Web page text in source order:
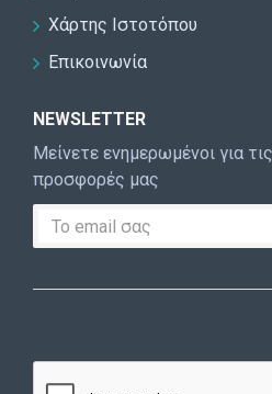
Χάρτης Ιστοτόπου
Επικοινωνία
NEWSLETTER
Μείνετε ενημερωμένοι για
προσφορές μας